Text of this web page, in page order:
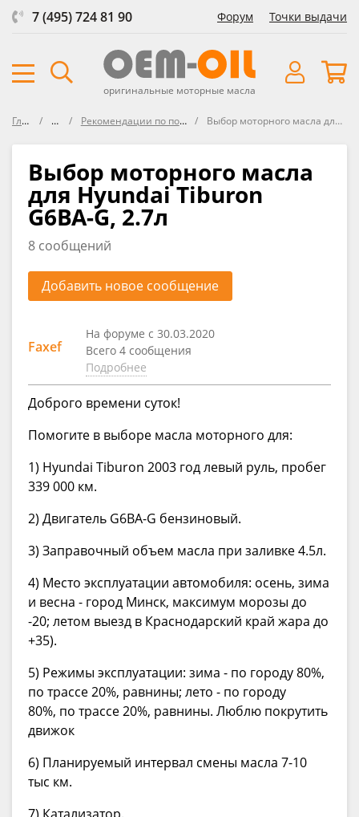
7 (495) 724 81 90 Форум Точки выдачи
оригинальные моторные масла
Главная ФорумРекомендации по подбору масла в HYUNDAI Выбор моторного масла для Hyundai Tiburon G6BA-G, 2.7л
Выбор моторного масла
для Hyundai Tiburon
G6BA-G, 2.7л
8 сообщений
Добавить новое сообщение
Faxef
На форуме с 30.03.2020
Всего 4 сообщения
Подробнее
Доброго времени суток!
Помогите в выборе масла моторного для:
1) Hyundai Tiburon 2003 год левый руль, пробег
339 000 км.
2) Двигатель G6BA-G бензиновый.
3) Заправочный объем масла при заливке 4.5л.
4) Место эксплуатации автомобиля: осень, зима
и весна - город Минск, максимум морозы до
-20; летом выезд в Краснодарский край жара до
+35).
5) Режимы эксплуатации: зима - по городу 80%,
по трассе 20%, равнины; лето - по городу
80%, по трассе 20%, равнины. Люблю покрутить
движок
6) Планируемый интервал смены масла 7-10
тыс км.